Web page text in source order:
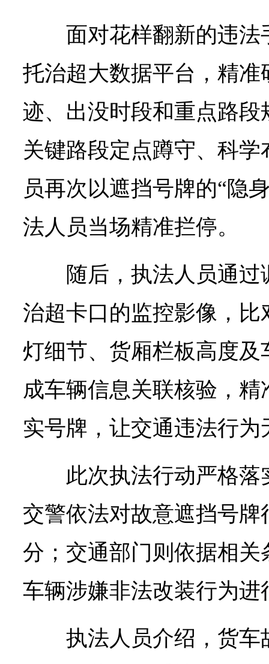
面对花样翻新的违
托治超大数据平台，精
迹、出没时段和重点路
关键路段定点蹲守、科
员再次以遮挡号牌的“隐
法人员当场精准拦停。
随后，执法人员通
治超卡口的监控影像，
灯细节、货厢栏板高度
成车辆信息关联核验，
实号牌，让交通违法行为
此次执法行动严格落
交警依法对故意遮挡号
分；交通部门则依据相
车辆涉嫌非法改装行为进
执法人员介绍，货